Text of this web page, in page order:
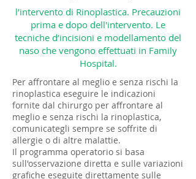
l’intervento di Rinoplastica. Precauzioni
prima e dopo dell'intervento. Le
tecniche d’incisioni e modellamento del
naso che vengono effettuati in Family
Hospital.​
Per affrontare al meglio e senza rischi la
rinoplastica eseguire le indicazioni
fornite dal chirurgo per affrontare al
meglio e senza rischi la rinoplastica,
comunicategli sempre se soffrite di
allergie o di altre malattie.
Il programma operatorio si basa
sull'osservazione diretta e sulle variazioni
grafiche eseguite direttamente sulle